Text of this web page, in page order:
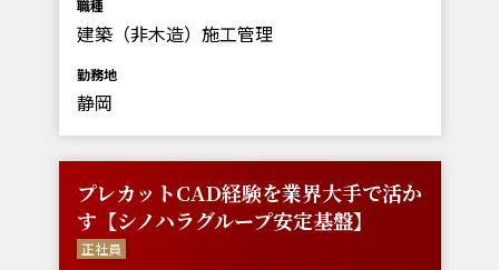
職種
建築（非木造）施工管理
勤務地
静岡
プレカットCAD経験を業界大手で活か
す【シノハラグループ安定基盤】
正社員